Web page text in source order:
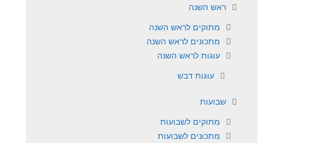
ראש השנה
מתוקים לראש השנה
מתכונים לראש השנה
עוגות לראש השנה
עוגות דבש
שבועות
מתוקים לשבועות
מתכונים לשבועות